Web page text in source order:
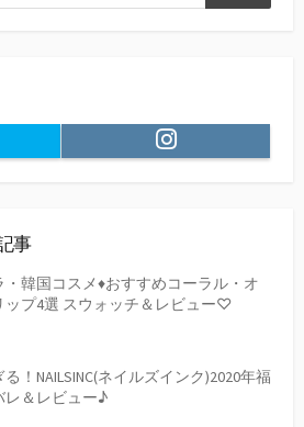
Instagram
事
・韓国コスメ♦おすすめコーラル・オ
ップ4選 スウォッチ＆レビュー♡
！NAILSINC(ネイルズインク)2020年福
レ＆レビュー♪